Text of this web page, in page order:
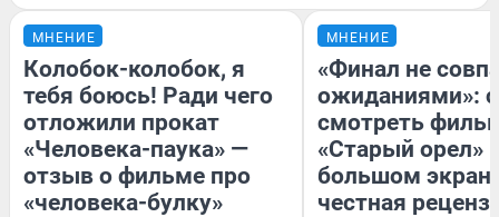
МНЕНИЕ
Колобок-колобок, я
тебя боюсь! Ради чего
отложили прокат
«Человека-паука» —
отзыв о фильме про
«человека-булку»
МНЕНИЕ
«Финал не
ожиданиями»:
смотреть
«Старый орел»
большом
честная